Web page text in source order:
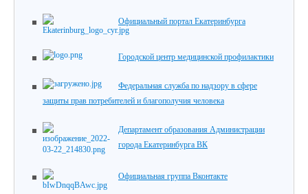
Официальный портал Екатеринбурга
Городской центр медицинской профилактики
Федеральная служба по надзору в сфере
защиты прав потребителей и благополучия человека
Департамент образования Администрации
города Екатеринбурга ВК
Официальная группа Вконтакте